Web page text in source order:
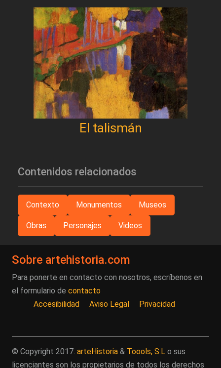
El talismán
Contenidos relacionados
Contexto Monumentos Museos
Obras Personajes Videos
Sobre artehistoria.com
Para ponerte en contacto con nosotros, escríbenos en
el formulario de contacto
Accesibilidad
Aviso Legal Privacidad
© Copyright 2017. arteHistoria & Toools, S.L o sus
licenciantes son los propietarios de todos los derechos